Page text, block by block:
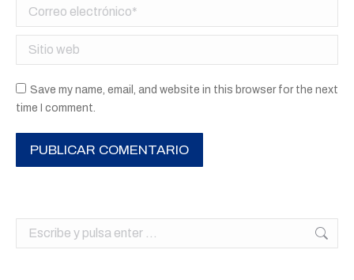
Correo electrónico *
Sitio web
Save my name, email, and website in this browser for the next
time I comment.
PUBLICAR COMENTARIO
Buscar: